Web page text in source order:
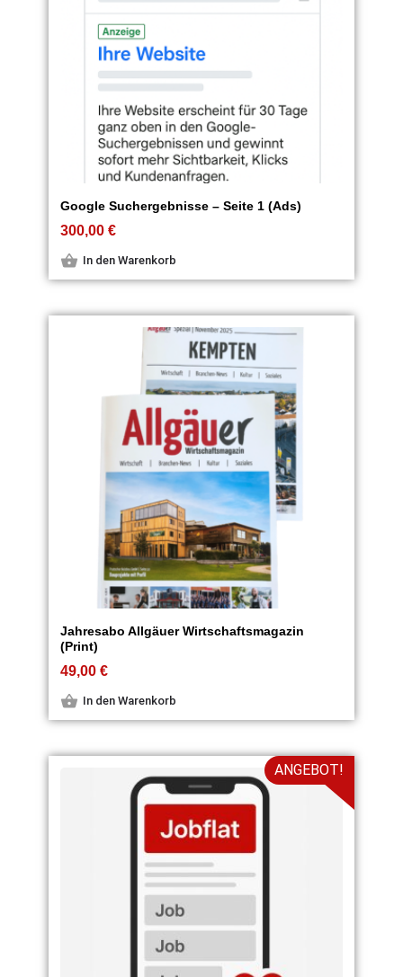
Google Suchergebnisse – Seite 1 (Ads)
300,00€
In den Warenkorb
Jahresabo Allgäuer Wirtschaftsmagazin
(Print)
49,00€
In den Warenkorb
ANGEBOT!